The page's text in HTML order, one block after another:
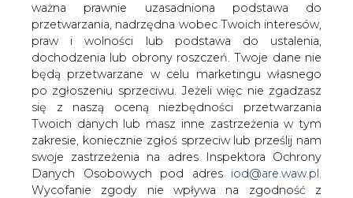
ważna prawnie uzasadniona podstawa do
przetwarzania, nadrzędna wobec Twoich interesów,
praw i wolności lub podstawa do ustalenia,
dochodzenia lub obrony roszczeń. Twoje dane nie
będą przetwarzane w celu marketingu własnego
po zgłoszeniu sprzeciwu. Jeżeli więc nie zgadzasz
się z naszą oceną niezbędności przetwarzania
Twoich danych lub masz inne zastrzeżenia w tym
zakresie, koniecznie zgłoś sprzeciw lub prześlij nam
swoje zastrzeżenia na adres Inspektora Ochrony
Danych Osobowych pod adres iod@are.waw.pl.
Wycofanie zgody nie wpływa na zgodność z
Gdański sąd zdecydował w czwartek, że
były prezes Lotosu, podejrzany o
wyrządzenie tej spółce znacznej szkody
majątkowej, nie zostanie tymczasowo
aresztowany. Chciała tego prokuratura,
argumentując wniosek obawą
matactwa oraz surową karą grożącą
podejrzanemu.